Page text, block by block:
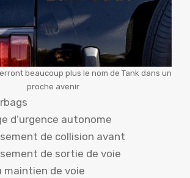
beaucoup plus le nom de Tank dans un
proche avenir
d’urgence autonome
de collision avant
de sortie de voie
maintien de voie